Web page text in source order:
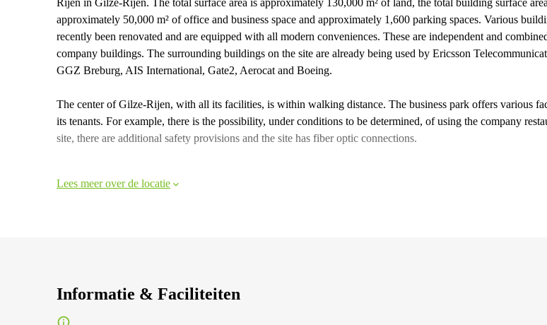
Rijen in Gilze-Rijen. The total surface area is approximately 130,000 m² of land, the total building surface
approximately 50,000 m² of office and business space and approximately 1,600 parking spaces. Various
recently been renovated and are equipped with all modern conveniences. These are independent and
company buildings. The surrounding buildings on the site are already being used by Ericsson
GGZ Breburg, AIS International, Gate2, Aerocat and Boeing.
The center of Gilze-Rijen, with all its facilities, is within walking distance. The business park offers various
its tenants. For example, there is the possibility, under conditions to be determined, of using the company
site, there are additional safety provisions and the site has fiber optic connections.
Lees meer over de locatie
Informatie & Faciliteiten